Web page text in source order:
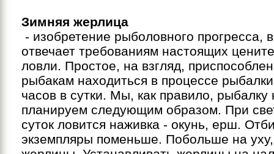
Зимняя жерлица
- изобретение рыболовного прогресса,
отвечает требованиям настоящих
ловли. Простое, на взгляд,
рыбакам находиться в процессе
часов в сутки. Мы, как правило,
планируем следующим образом. При
суток ловится наживка - окунь, ерш.
экземпляры поменьше. Побольше на